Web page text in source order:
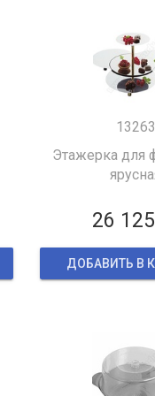
13263
Этажерка для
26
ДОБАВИТЬ В